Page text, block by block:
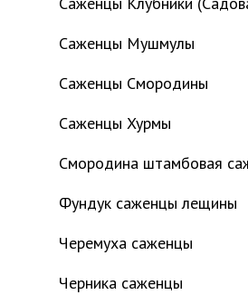
Саженцы Мушмулы
Саженцы Смородины
Саженцы Хурмы
Смородина штамбовая
Фундук саженцы лещины
Черемуха саженцы
Черника саженцы